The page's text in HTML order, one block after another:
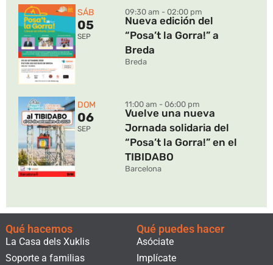
SÁB
05
SEP
09:30 am - 02:00 pm
Nueva edición del
“Posa’t la Gorra!” a
Breda
Breda
DOM
06
SEP
11:00 am - 06:00 pm
Vuelve una nueva
Jornada solidaria del
“Posa’t la Gorra!” en el
TIBIDABO
Barcelona
Qué hacemos
La Casa dels Xuklis
Soporte a familias
Qué puedes hacer
Asóciate
Implícate